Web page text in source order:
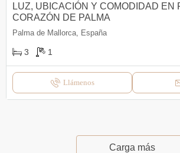
LUZ, UBICACIÓN Y COMODIDAD EN
CORAZÓN DE PALMA
Palma de Mallorca, España
3 1
Llámenos
Carga más